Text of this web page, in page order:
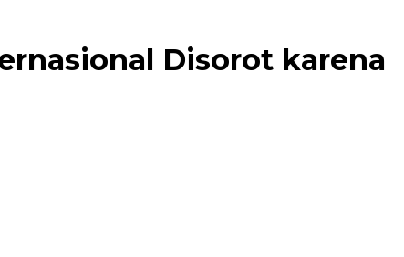
Disorot karena